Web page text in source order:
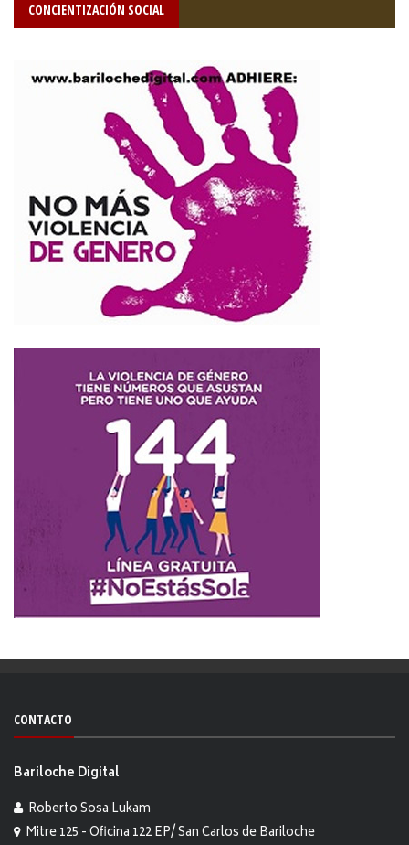
CONCIENTIZACIÓN SOCIAL
CONTACTO
Bariloche Digital
Roberto Sosa Lukam
Mitre 125 - Oficina 122 EP/ San Carlos de Bariloche